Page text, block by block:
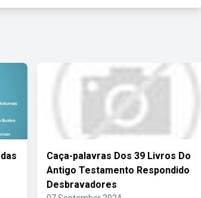
Caça-palavras Dos 39 Livros Do
Antigo Testamento Respondido
Desbravadores